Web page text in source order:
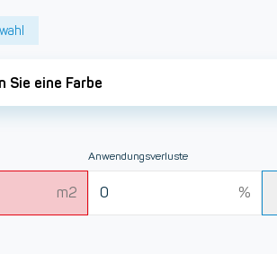
Sie eine Farbe
Anwendungsverluste